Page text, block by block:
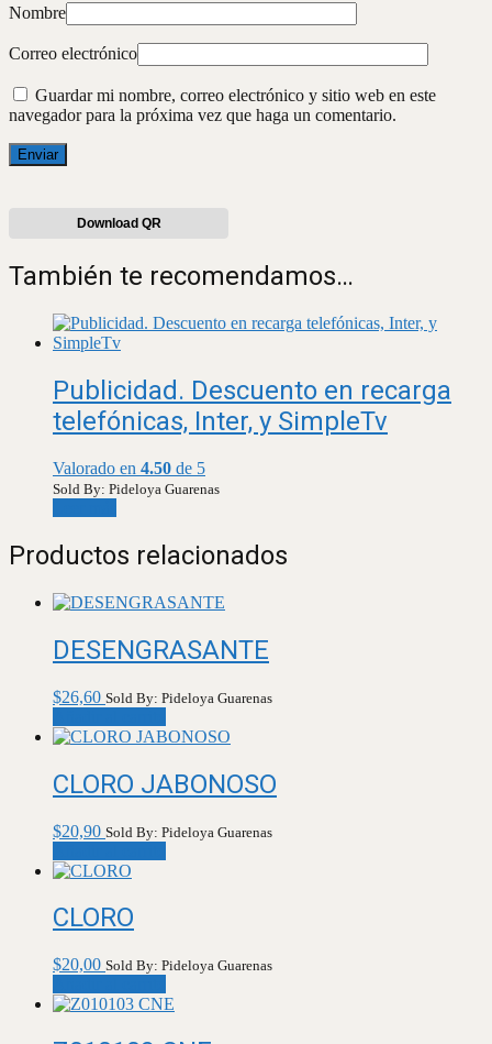
Nombre
Correo electrónico
Guardar mi nombre, correo electrónico y sitio web en este
navegador para la próxima vez que haga un comentario.
Download QR
También te recomendamos…
Publicidad. Descuento en recarga
telefónicas, Inter, y SimpleTv
Valorado en 4.50 de 5
Sold By: Pideloya Guarenas
Productos relacionados
DESENGRASANTE
$26,60 Sold By: Pideloya Guarenas
CLORO JABONOSO
$20,90 Sold By: Pideloya Guarenas
CLORO
$20,00 Sold By: Pideloya Guarenas